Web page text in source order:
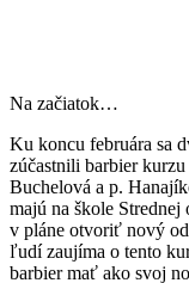
Na začiatok…
Ku koncu februára sa
zúčastnili barbier
Buchelová a p.
majú na škole
v pláne otvoriť nový
ľudí zaujíma o tento
barbier mať ako svoj